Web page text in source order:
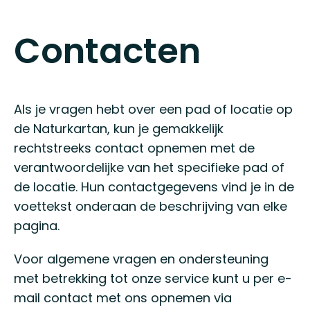
Contacten
Als je vragen hebt over een pad of locatie op
de Naturkartan, kun je gemakkelijk
rechtstreeks contact opnemen met de
verantwoordelijke van het specifieke pad of
de locatie. Hun contactgegevens vind je in de
voettekst onderaan de beschrijving van elke
pagina.
Voor algemene vragen en ondersteuning
met betrekking tot onze service kunt u per e-
mail contact met ons opnemen via